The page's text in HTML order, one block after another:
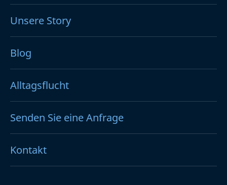
Unsere Story
Blog
Alltagsflucht
Senden Sie eine Anfrage
Kontakt